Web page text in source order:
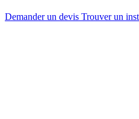
Demander un devis Trouver un